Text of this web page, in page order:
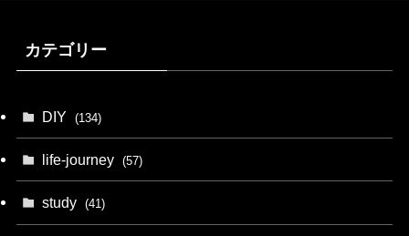
カテゴリー
DIY (134)
life-journey (57)
study (41)